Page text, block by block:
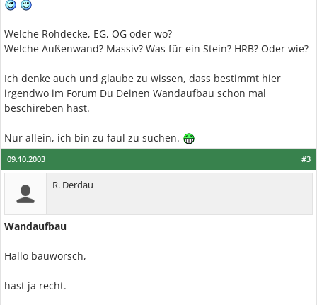
Welche Rohdecke, EG, OG oder wo?
Welche Außenwand? Massiv? Was für ein Stein? HRB? Oder wie?
Ich denke auch und glaube zu wissen, dass bestimmt hier
irgendwo im Forum Du Deinen Wandaufbau schon mal
beschireben hast.
Nur allein, ich bin zu faul zu suchen.
#3
09.10.2003
R. Derdau
Wandaufbau
Hallo bauworsch,
hast ja recht.